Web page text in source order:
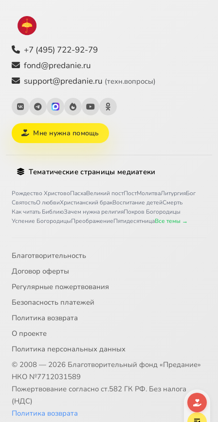
+7 (495) 722-92-79
fond@predanie.ru
support@predanie.ru (техн.вопросы)
Мне нужна помощь
Тематические страницы медиатеки
Рождество ХристовоПасхаВеликий постПостМолитваЛитургияБог
СвятостьО любвиХристианский бракВоспитание детейСмерть
Как читать БиблиюЗачем нужна религияПокров Богородицы
Успение БогородицыПреображениеПятидесятницаВсе темы →
Благотворительность
Договор оферты
Регулярные пожертвования
Безопасность платежей
Политика возврата
О проекте
Политика персональных данных
© 2008 — 2026 Благотворительный фонд «Предание»
НКО №7712031589
Пожертвование согласно ст.582 ГК РФ. Без налога
(НДС)
Политика возврата